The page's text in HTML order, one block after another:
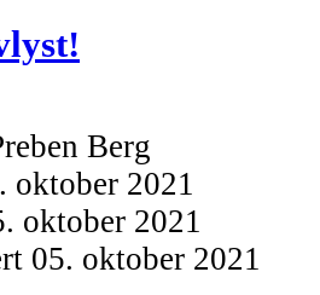
Berg
oktober 2021
oktober 2021
05. oktober 2021